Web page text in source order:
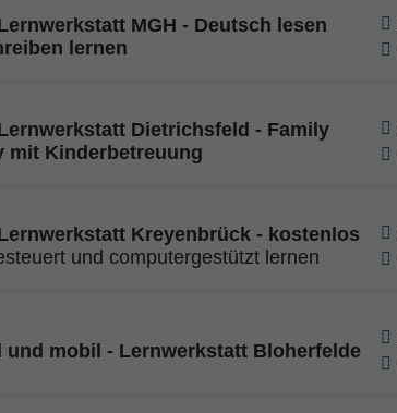
MGH - Deutsch lesen
lernen
Dietrichsfeld - Family
mit Kinderbetreuung
Kreyenbrück - kostenlos
und computergestützt lernen
und mobil - Lernwerkstatt Bloherfelde